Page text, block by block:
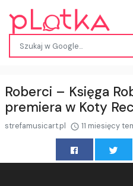
Roberci – Księga
premiera w Koty
strefamusicart.pl 11 miesięcy